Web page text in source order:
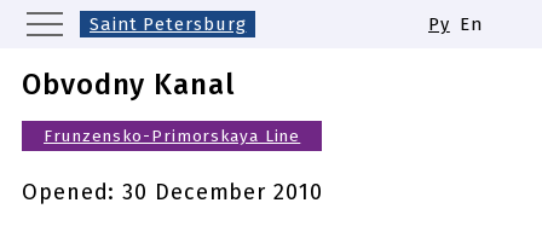
Saint Petersburg
Nizhny Novgorod
Samara
Same names of metro stations
Ру En
Obvodny Kanal
Frunzensko-Primorskaya Line
Opened:30 December 2010